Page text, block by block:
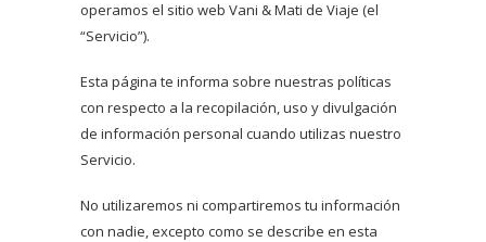
operamos el sitio web Vani & Mati de Viaje (el
“Servicio”).
Esta página te informa sobre nuestras políticas
con respecto a la recopilación, uso y divulgación
de información personal cuando utilizas nuestro
Servicio.
No utilizaremos ni compartiremos tu información
con nadie, excepto como se describe en esta